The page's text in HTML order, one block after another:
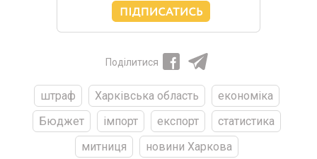
Поділитися
штраф Харківська область
економіка
Бюджет
імпорт експорт
статистика
митниця
новини Харкова